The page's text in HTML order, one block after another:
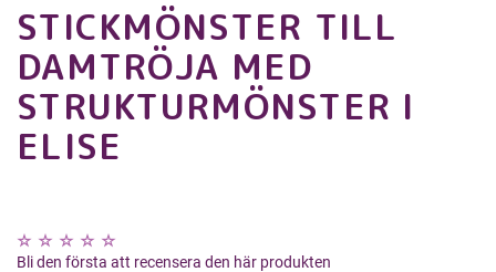
STICKMÖNSTER TILL
DAMTRÖJA MED
STRUKTURMÖNSTER I
ELISE
Bli den första att recensera den här produkten